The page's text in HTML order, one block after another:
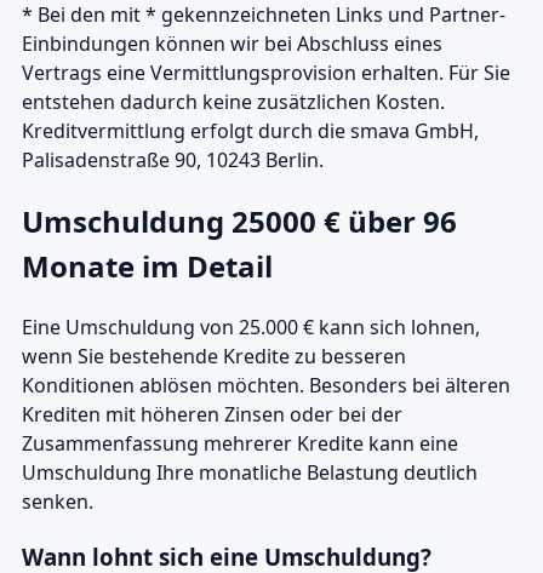
* Bei den mit * gekennzeichneten Links und Partner-
Einbindungen können wir bei Abschluss eines
Vertrags eine Vermittlungsprovision erhalten. Für Sie
entstehen dadurch keine zusätzlichen Kosten.
Kreditvermittlung erfolgt durch die smava GmbH,
Palisadenstraße 90, 10243 Berlin.
Umschuldung 25000 € über 96
Monate im Detail
Eine Umschuldung von 25.000 € kann sich lohnen,
wenn Sie bestehende Kredite zu besseren
Konditionen ablösen möchten. Besonders bei älteren
Krediten mit höheren Zinsen oder bei der
Zusammenfassung mehrerer Kredite kann eine
Umschuldung Ihre monatliche Belastung deutlich
senken.
Wann lohnt sich eine Umschuldung?